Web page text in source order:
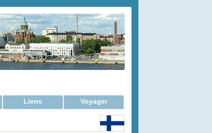
Liens Voyager